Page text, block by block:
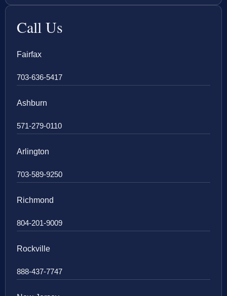
Call Us
Fairfax
703-636-5417
Ashburn
571-279-0110
Arlington
703-589-9250
Richmond
804-201-9009
Rockville
888-437-7747